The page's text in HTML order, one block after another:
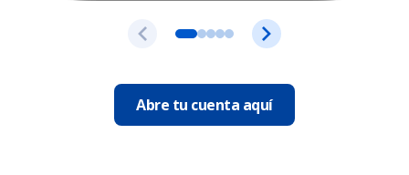
Abre tu cuenta aquí